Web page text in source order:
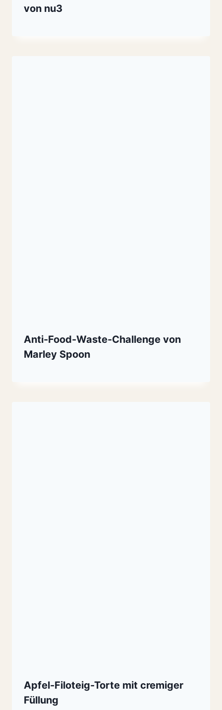
von nu3
Anti-Food-Waste-Challenge von
Marley Spoon
Apfel-Filoteig-Torte mit cremiger
Füllung